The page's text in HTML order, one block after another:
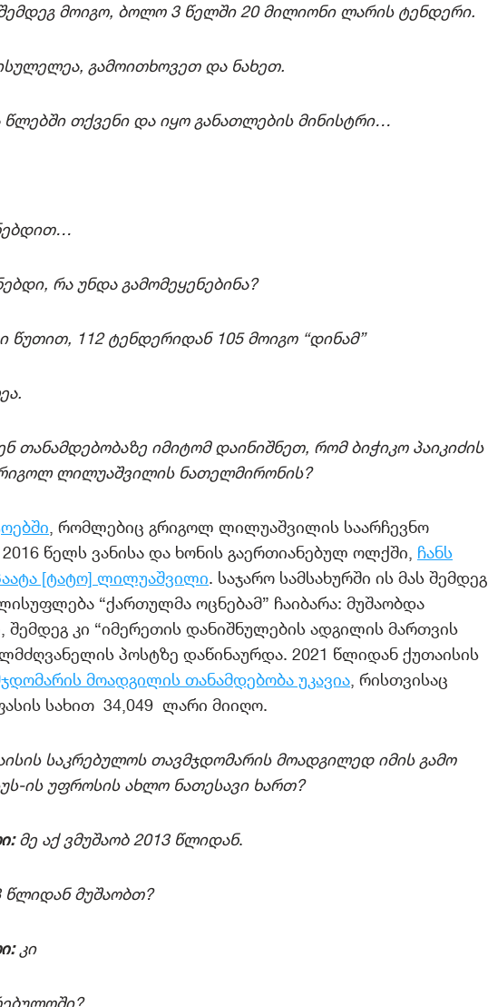
მოიგო, ბოლო 3 წელში 20 მილიონი ლარის ტენდერი.
გამოითხოვეთ და ნახეთ.
წლებში თქვენი და იყო განათლების მინისტრი…
რა უნდა გამომეყენებინა?
წუთით, 112 ტენდერიდან 105 მოიგო “დინამ”
თანამდებობაზე იმიტომ დაინიშნეთ, რომ ბიჭიკო პაიკიძის
ლილუაშვილის ნათელმირონის?
, რომლებიც გრიგოლ ლილუაშვილის საარჩევნო
2016 წელს ვანისა და ხონის გაერთიანებულ ოლქში, ჩანს
[ტატო] ლილუაშვილი. საჯარო სამსახურში ის მას შემდეგ
“ქართულმა ოცნებამ” ჩაიბარა: მუშაობდა
შემდეგ კი “იმერეთის დანიშნულების ადგილის მართვის
პოსტზე დაწინაურდა. 2021 წლიდან ქუთაისის
მოადგილის თანამდებობა უკავია , რისთვისაც
სახით 34,049 ლარი მიიღო.
საკრებულოს თავმჯდომარის მოადგილედ იმის გამო
ის უფროსის ახლო ნათესავი ხართ?
მე აქ ვმუშაობ 2013 წლიდან.
წლიდან მუშაობთ?
კი